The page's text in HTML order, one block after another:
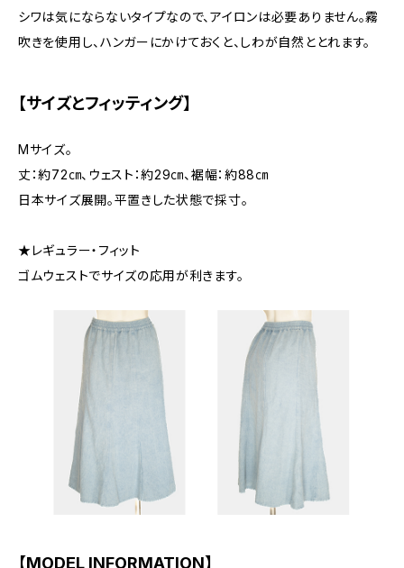
シワは気にならないタイプなので、アイロンは必要ありません。霧
吹きを使用し、ハンガーにかけておくと、しわが自然ととれます。
【サイズとフィッティング】
Mサイズ。
丈：約72㎝、ウェスト：約29㎝、裾幅：約88㎝
日本サイズ展開。平置きした状態で採寸。
★レギュラー・フィット
ゴムウェストでサイズの応用が利きます。
【MODEL INFORMATION】